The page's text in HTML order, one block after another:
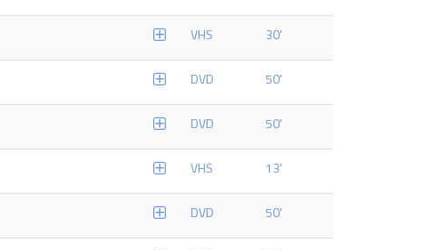
VHS 30'
DVD 50'
DVD 50'
VHS 13'
DVD 50'